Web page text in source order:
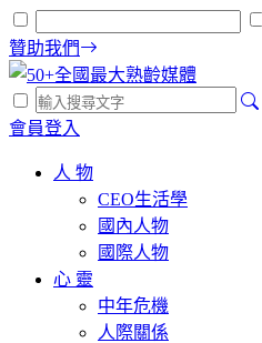
贊助我們
會員登入
人 物
CEO生活學
國內人物
國際人物
心 靈
中年危機
人際關係